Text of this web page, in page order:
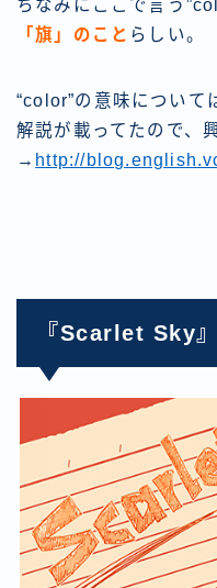
ちなみにここで言う
「旗」のこと らしい。
“color”の意味について
解説が載ってたので、
→ http://
『Scarlet Sky